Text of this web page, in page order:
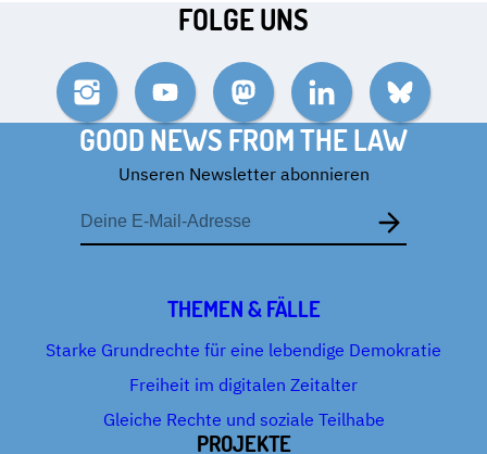
FOLGE UNS
InstagramYouTube MastodonLinkedIn Bluesky
GOOD NEWS FROM THE LAW
Unseren Newsletter abonnieren
E-
Mail-
Adresse
THEMEN & FÄLLE
Starke Grundrechte für eine lebendige Demokratie
Freiheit im digitalen Zeitalter
Gleiche Rechte und soziale Teilhabe
PROJEKTE